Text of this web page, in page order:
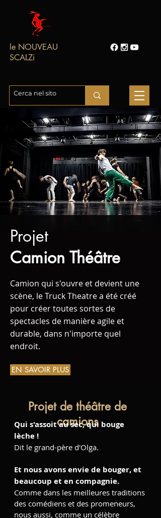
le NOUVEAU
SCALZi
Projet
Camion Théâtre
Camion qui s'ouvre et devient une
scène, le Truck Theatre a été créé
pour créer toutes sortes de
spectacles de manière agile et
durable, dans n'importe quel
endroit.
EN SAVOIR PLUS
Projet de théâtre de
camions
Qui s'assoit au sec, qui bouge
lèche !
Dit le grand-père d'Olga.
Et nous avons envie de bouger, et
beaucoup et en compagnie.
Comme dans les meilleures traditions
des comédiens et des promeneurs,
nous aussi, comme un célèbre